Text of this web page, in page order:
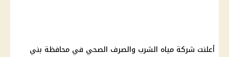
أعلنت شركة مياه الشرب والصرف الصحي في محافظة بني